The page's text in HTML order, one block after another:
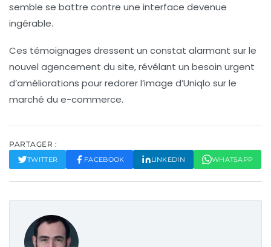
semble se battre contre une interface devenue
ingérable.
Ces témoignages dressent un constat alarmant sur le
nouvel agencement du site, révélant un besoin urgent
d’améliorations pour redorer l’image d’Uniqlo sur le
marché du e-commerce.
PARTAGER :
TWITTER FACEBOOK LINKEDIN WHATSAPP